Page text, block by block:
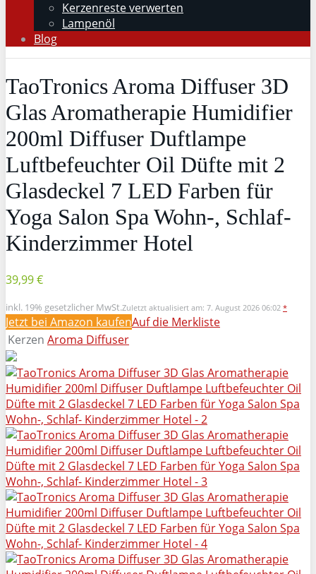
Kerzenreste verwerten
Lampenöl
Blog
TaoTronics Aroma Diffuser 3D
Glas Aromatherapie Humidifier
200ml Diffuser Duftlampe
Luftbefeuchter Oil Düfte mit 2
Glasdeckel 7 LED Farben für
Yoga Salon Spa Wohn-, Schlaf-
Kinderzimmer Hotel
39,99 €
inkl. 19% gesetzlicher MwSt.Zuletzt aktualisiert am: 7. August 2026 06:02 *
Jetzt bei Amazon kaufenAuf die Merkliste
Kerzen Aroma Diffuser